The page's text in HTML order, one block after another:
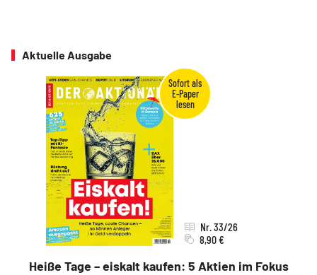
Aktuelle Ausgabe
Heiße Tage – eiskalt kaufen: 5 Aktien im Fokus
Nr. 33/26
8,90 €